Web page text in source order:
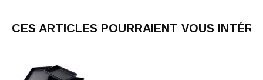
CES ARTICLES POURRAIENT VOUS